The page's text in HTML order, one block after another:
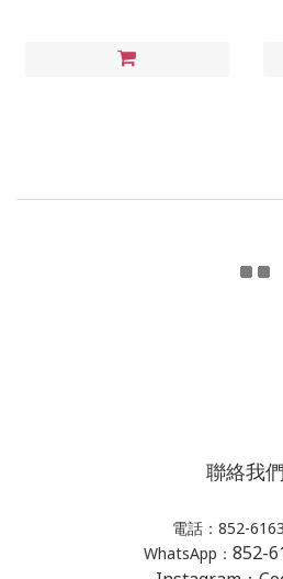
聯絡我們
電話：852-
WhatsApp： 852-